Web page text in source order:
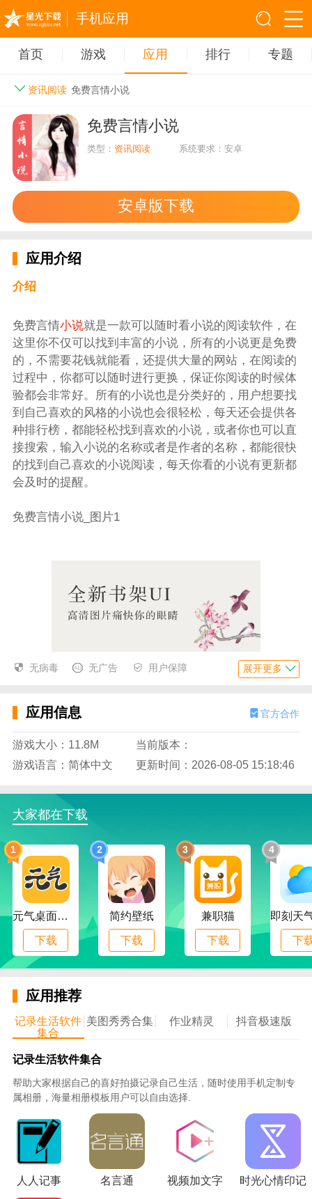
手机应用
首页 游戏 应用 排行 专题
资讯阅读 免费言情小说
免费言情小说
类型： 资讯阅读 系统要求：安卓
安卓版下载
应用介绍
介绍
免费言情小说就是一款可以随时看小说的阅读软件，在
这里你不仅可以找到丰富的小说，所有的小说更是免费
的，不需要花钱就能看，还提供大量的网站，在阅读的
过程中，你都可以随时进行更换，保证你阅读的时候体
验都会非常好。所有的小说也是分类好的，用户想要找
到自己喜欢的风格的小说也会很轻松，每天还会提供各
种排行榜，都能轻松找到喜欢的小说，或者你也可以直
接搜索，输入小说的名称或者是作者的名称，都能很快
的找到自己喜欢的小说阅读，每天你看的小说有更新都
会及时的提醒。
免费言情小说_图片1
1、小说分类，所有的小说都是分类好的，方便用户快
速的挑选出自己喜欢看的小说。
2、小说搜索，喜欢看什么小说也可以直接搜索，书
名，作者名都可以快速的找到。
3、小说推荐，每天也会根据你看过的小说，为你推荐
同类型的热门小说。
4、小说排行，每天也有丰富的排行榜，更新速度快，
看热门小说也会很轻松。
无病毒 无广告 用户保障 展开更多
应用信息 官方合作
游戏大小：11.8M
当前版本：
游戏语言：简体中文
更新时间：2026-08-05 15:18:46
大家都在下载
1
元气桌面下载
下载
2
简约壁纸
下载
3
兼职猫
下载
4
下
应用推荐
记录生活软件
集合
美图秀秀合集 作业精灵 抖音极速版
记录生活软件集合
帮助大家根据自己的喜好拍摄记录自己生活，随时使用手机定制专
属相册，海量相册模板用户可以自由选择.
人人记事 名言通 视频加文字 时光心情印记